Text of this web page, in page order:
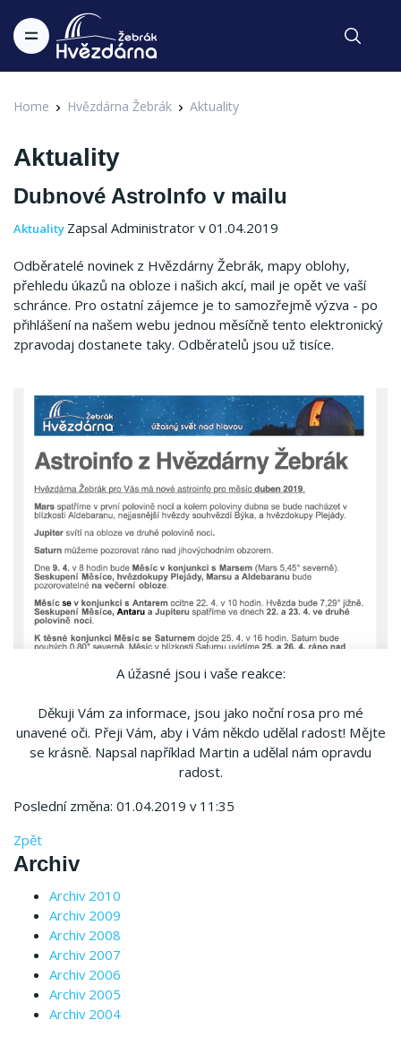
Home Hvězdárna Žebrák Aktuality
Aktuality
Dubnové AstroInfo v mailu
Aktuality Zapsal Administrator v 01.04.2019
Odběratelé novinek z Hvězdárny Žebrák, mapy oblohy,
přehledu úkazů na obloze i našich akcí, mail je opět ve vaší
schránce. Pro ostatní zájemce je to samozřejmě výzva - po
přihlášení na našem webu jednou měsíčně tento elektronický
zpravodaj dostanete taky. Odběratelů jsou už tisíce.
A úžasné jsou i vaše reakce:
Děkuji Vám za informace, jsou jako noční rosa pro mé
unavené oči. Přeji Vám, aby i Vám někdo udělal radost! Mějte
se krásně. Napsal například Martin a udělal nám opravdu
radost.
Poslední změna: 01.04.2019 v 11:35
Zpět
Archiv
Archiv 2010
Archiv 2009
Archiv 2008
Archiv 2007
Archiv 2006
Archiv 2005
Archiv 2004